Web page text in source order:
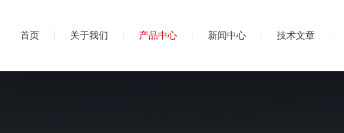
首页 关于我们 产品中心 新闻中心 技术文章